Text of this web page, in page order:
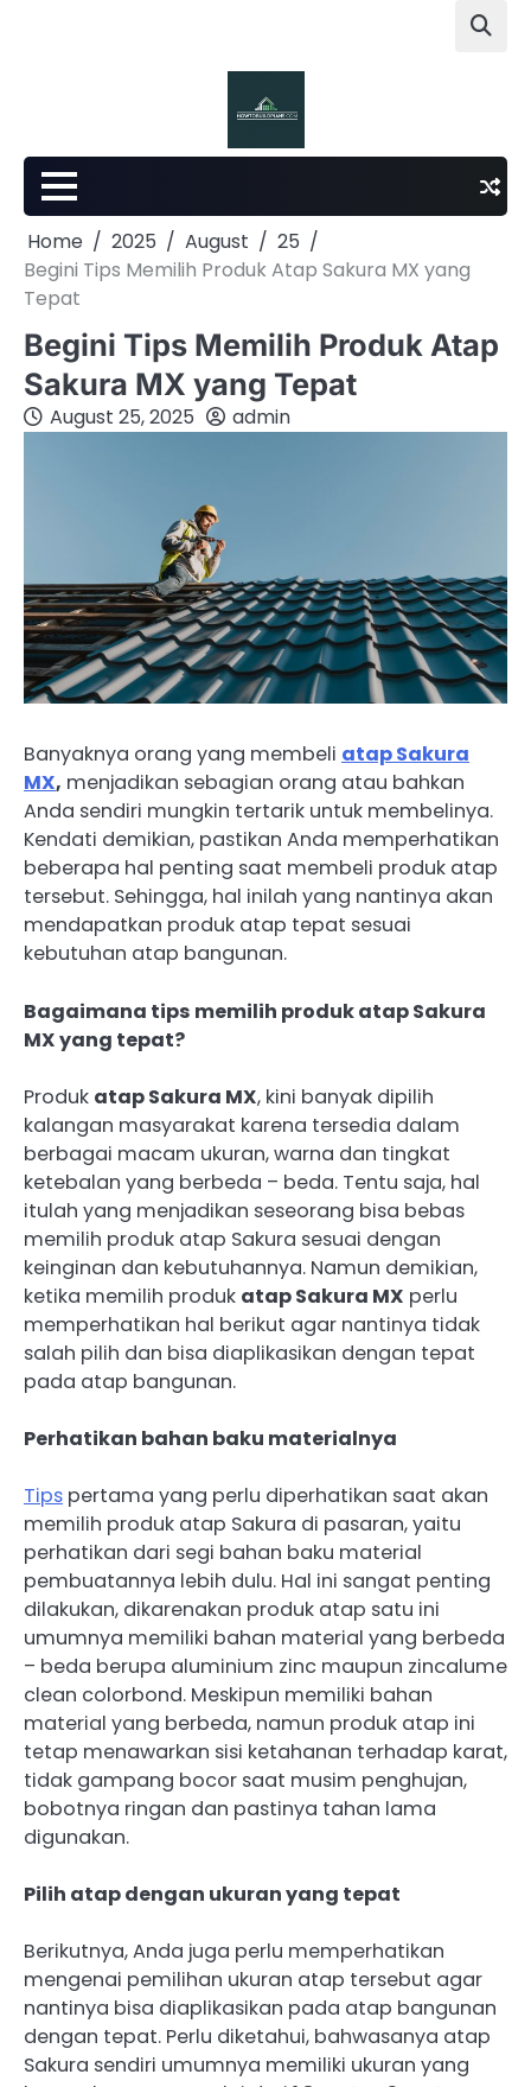
Home 2025 August
25
Begini Tips Memilih Produk Atap Sakura MX yang
Tepat
Begini Tips Memilih Produk Atap
Sakura MX yang Tepat
August 25, 2025 admin
Banyaknya orang yang membeli atap Sakura
MX, menjadikan sebagian orang atau bahkan
Anda sendiri mungkin tertarik untuk membelinya.
Kendati demikian, pastikan Anda memperhatikan
beberapa hal penting saat membeli produk atap
tersebut. Sehingga, hal inilah yang nantinya akan
mendapatkan produk atap tepat sesuai
kebutuhan atap bangunan.
Bagaimana tips memilih produkatap Sakura
MXyang tepat?
Produk atap Sakura MX, kini banyak dipilih
kalangan masyarakat karena tersedia dalam
berbagai macam ukuran, warna dan tingkat
ketebalan yang berbeda – beda. Tentu saja, hal
itulah yang menjadikan seseorang bisa bebas
memilih produk atap Sakura sesuai dengan
keinginan dan kebutuhannya. Namun demikian,
ketika memilih produk atap Sakura MX perlu
memperhatikan hal berikut agar nantinya tidak
salah pilih dan bisa diaplikasikan dengan tepat
pada atap bangunan.
Perhatikan bahan baku materialnya
Tips pertama yang perlu diperhatikan saat akan
memilih produk atap Sakura di pasaran, yaitu
perhatikan dari segi bahan baku material
pembuatannya lebih dulu. Hal ini sangat penting
dilakukan, dikarenakan produk atap satu ini
umumnya memiliki bahan material yang berbeda
– beda berupa aluminium zinc maupun zincalume
clean colorbond. Meskipun memiliki bahan
material yang berbeda, namun produk atap ini
tetap menawarkan sisi ketahanan terhadap karat,
tidak gampang bocor saat musim penghujan,
bobotnya ringan dan pastinya tahan lama
digunakan.
Pilih atap dengan ukuran yang tepat
Berikutnya, Anda juga perlu memperhatikan
mengenai pemilihan ukuran atap tersebut agar
nantinya bisa diaplikasikan pada atap bangunan
dengan tepat. Perlu diketahui, bahwasanya atap
Sakura sendiri umumnya memiliki ukuran yang